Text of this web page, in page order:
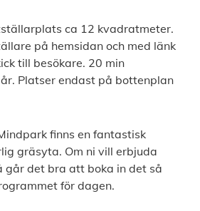
ca 12 kvadratmeter.
på hemsidan och med länk
till besökare. 20 min
Platser endast på bottenplan
finns en fantastisk
gräsyta. Om ni vill erbjuda
går det bra att boka in det så
för dagen.